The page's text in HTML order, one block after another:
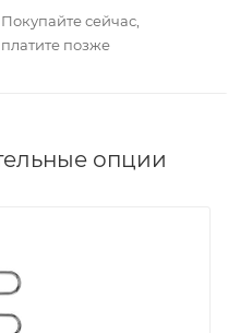
Покупайте сейчас,
платите позже
опции